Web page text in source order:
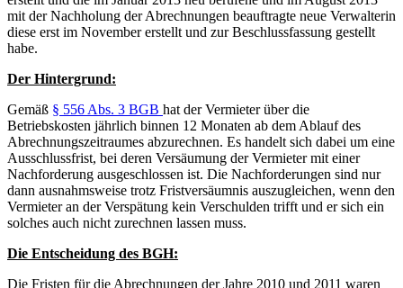
mit der Nachholung der Abrechnungen beauftragte neue Verwalterin
diese erst im November erstellt und zur Beschlussfassung gestellt
habe.
Der Hintergrund:
Gemäß § 556 Abs. 3 BGB hat der Vermieter über die
Betriebskosten jährlich binnen 12 Monaten ab dem Ablauf des
Abrechnungszeitraumes abzurechnen. Es handelt sich dabei um eine
Ausschlussfrist, bei deren Versäumung der Vermieter mit einer
Nachforderung ausgeschlossen ist. Die Nachforderungen sind nur
dann ausnahmsweise trotz Fristversäumnis auszugleichen, wenn den
Vermieter an der Verspätung kein Verschulden trifft und er sich ein
solches auch nicht zurechnen lassen muss.
Die Entscheidung des BGH:
Die Fristen für die Abrechnungen der Jahre 2010 und 2011 waren